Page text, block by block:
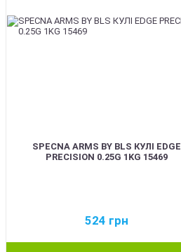
SPECNA ARMS BY BLS КУЛІ EDGE
PRECISION 0.25G 1KG 15469
524 грн